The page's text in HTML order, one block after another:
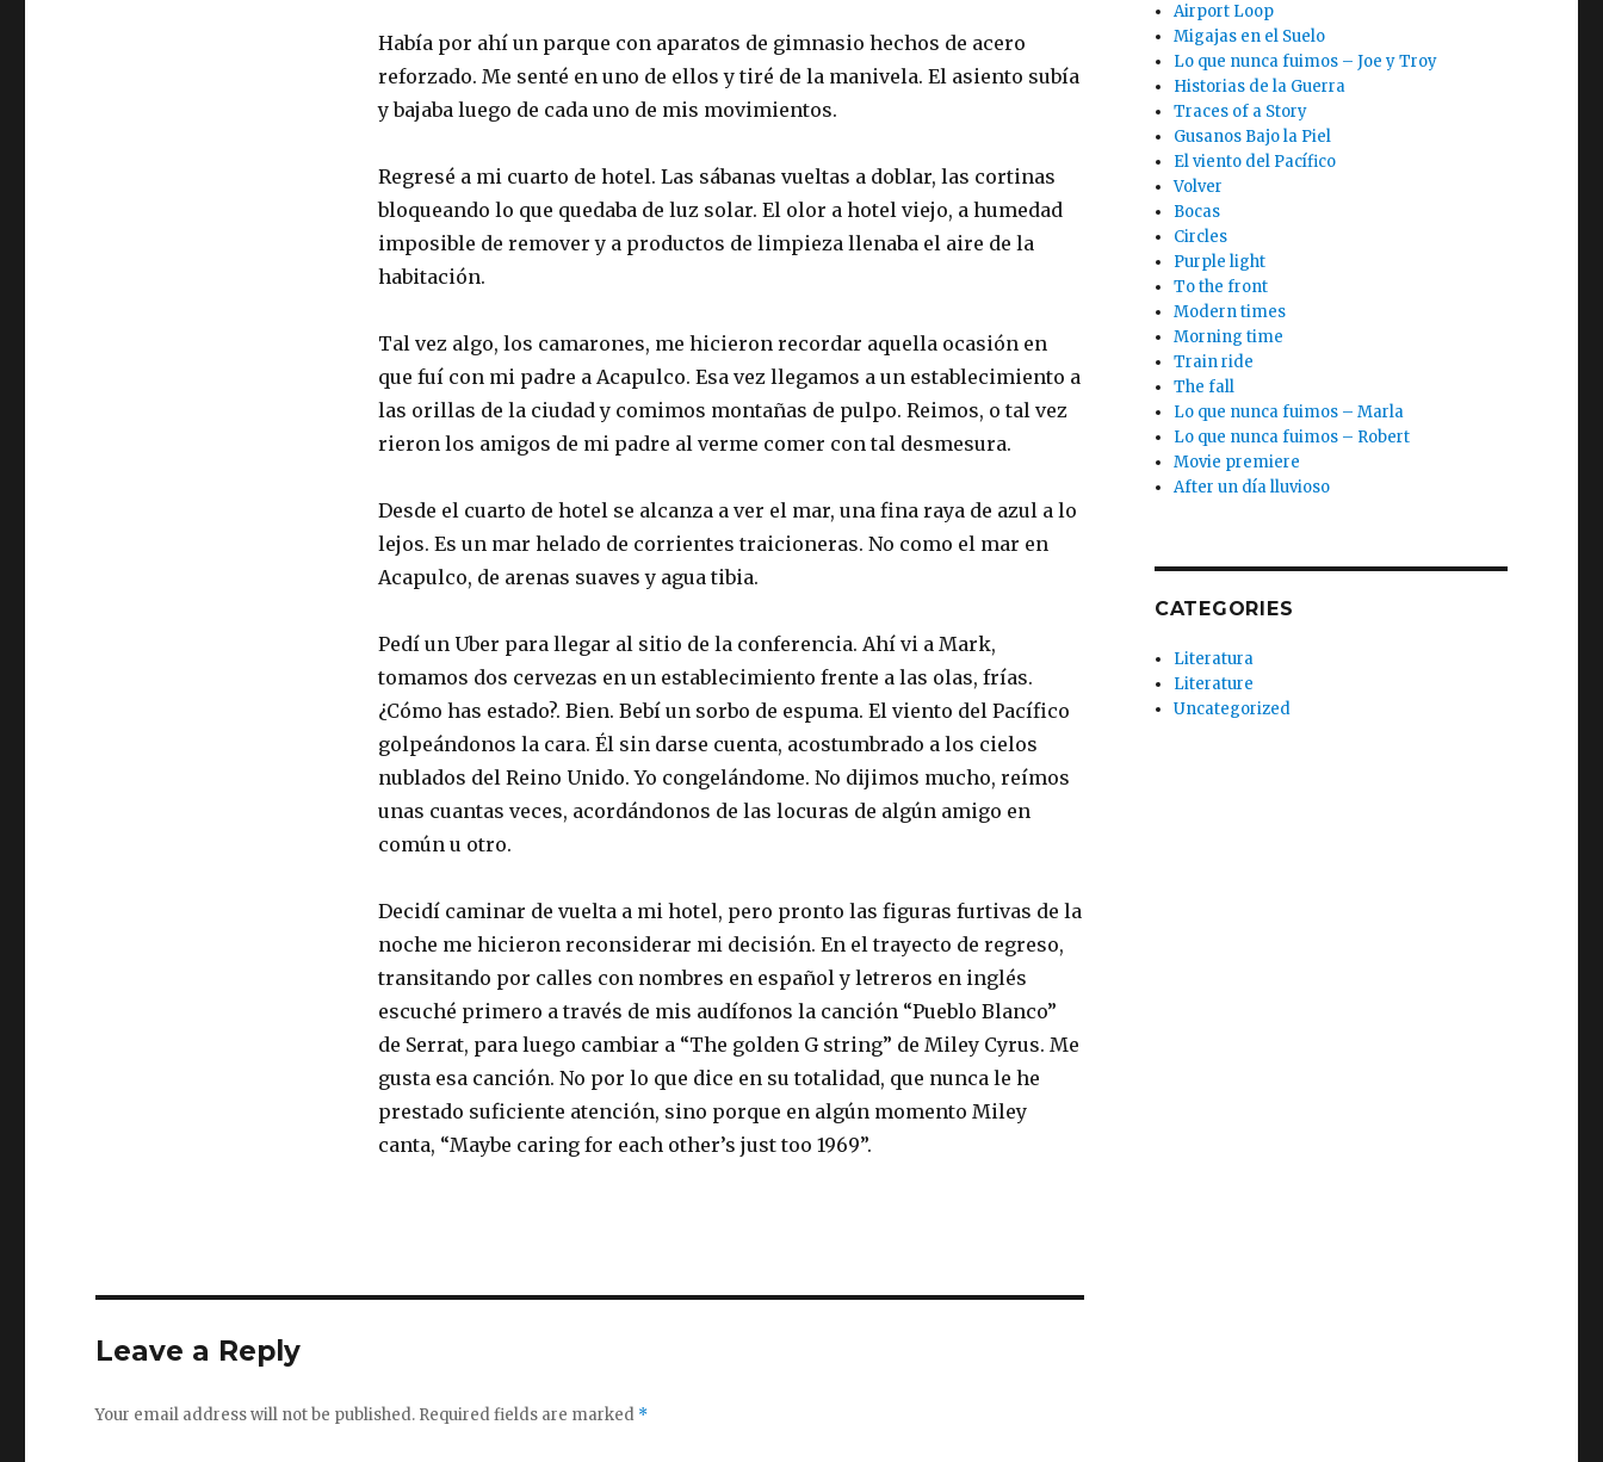
Había por ahí un parque con aparatos de gimnasio hechos de acero
reforzado. Me senté en uno de ellos y tiré de la manivela. El asiento subía
y bajaba luego de cada uno de mis movimientos.
Regresé a mi cuarto de hotel. Las sábanas vueltas a doblar, las cortinas
bloqueando lo que quedaba de luz solar. El olor a hotel viejo, a humedad
imposible de remover y a productos de limpieza llenaba el aire de la
habitación.
Tal vez algo, los camarones, me hicieron recordar aquella ocasión en
que fuí con mi padre a Acapulco. Esa vez llegamos a un establecimiento a
las orillas de la ciudad y comimos montañas de pulpo. Reimos, o tal vez
rieron los amigos de mi padre al verme comer con tal desmesura.
Desde el cuarto de hotel se alcanza a ver el mar, una fina raya de azul a lo
lejos. Es un mar helado de corrientes traicioneras. No como el mar en
Acapulco, de arenas suaves y agua tibia.
Pedí un Uber para llegar al sitio de la conferencia. Ahí vi a Mark,
tomamos dos cervezas en un establecimiento frente a las olas, frías.
¿Cómo has estado?. Bien. Bebí un sorbo de espuma. El viento del Pacífico
golpeándonos la cara. Él sin darse cuenta, acostumbrado a los cielos
nublados del Reino Unido. Yo congelándome. No dijimos mucho, reímos
unas cuantas veces, acordándonos de las locuras de algún amigo en
común u otro.
Decidí caminar de vuelta a mi hotel, pero pronto las figuras furtivas de la
noche me hicieron reconsiderar mi decisión. En el trayecto de regreso,
transitando por calles con nombres en español y letreros en inglés
escuché primero a través de mis audífonos la canción “Pueblo Blanco”
de Serrat, para luego cambiar a “The golden G string” de Miley Cyrus. Me
gusta esa canción. No por lo que dice en su totalidad, que nunca le he
prestado suficiente atención, sino porque en algún momento Miley
canta, “Maybe caring for each other’s just too 1969”.
Leave a Reply
Your email address will not be published. Required fields are marked *
Airport Loop
Migajas en el Suelo
Lo que nunca fuimos – Joe y Troy
Historias de la Guerra
Traces of a Story
Gusanos Bajo la Piel
El viento del Pacífico
Volver
Bocas
Circles
Purple light
To the front
Modern times
Morning time
Train ride
The fall
Lo que nunca fuimos – Marla
Lo que nunca fuimos – Robert
Movie premiere
After un día lluvioso
CATEGORIES
Literatura
Literature
Uncategorized